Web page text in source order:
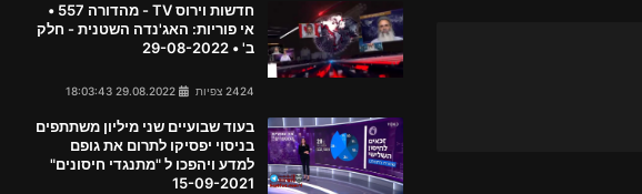
חדשות וירוס TV - מהדורה 557 •
אי פוריות: האג'נדה השטנית - חלק
ב' • 29-08-2022
2424 צפיות
בעוד שבועיים שני מיליון משתתפים
בניסוי יפסיקו לתרום את גופם
למדע ויהפכו ל "מתנגדי חיסונים"
15-09-2021